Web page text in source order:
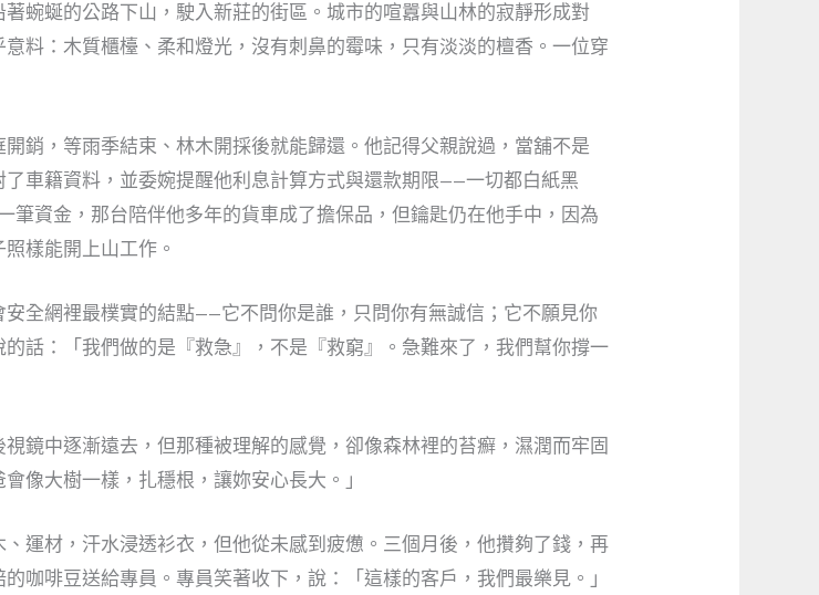
蜿蜒的公路下山，駛入新莊的街區。城市的喧囂與山林的寂靜形成對
料：木質櫃檯、柔和燈光，沒有刺鼻的霉味，只有淡淡的檀香。一位穿
銷，等雨季結束、林木開採後就能歸還。他記得父親說過，當舖不是
車籍資料，並委婉提醒他利息計算方式與還款期限——一切都白紙黑
筆資金，那台陪伴他多年的貨車成了擔保品，但鑰匙仍在他手中，因為
樣能開上山工作。
全網裡最樸實的結點——它不問你是誰，只問你有無誠信；它不願見你
話：「我們做的是『救急』，不是『救窮』。急難來了，我們幫你撐一
鏡中逐漸遠去，但那種被理解的感覺，卻像森林裡的苔癬，濕潤而牢固
像大樹一樣，扎穩根，讓妳安心長大。」
運材，汗水浸透衫衣，但他從未感到疲憊。三個月後，他攢夠了錢，再
咖啡豆送給專員。專員笑著收下，說：「這樣的客戶，我們最樂見。」